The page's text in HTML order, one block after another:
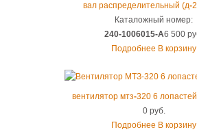
вал распределительный (д-
Каталожный номер:
240-1006015-А6 500
Подробнее В корзину
вентилятор мтз-320 6
0 руб.
Подробнее В корзину